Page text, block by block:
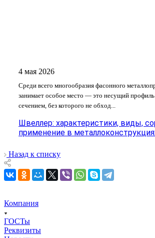
4 мая 2026
Среди всего многообразия фасонного
занимает особое место — это несущий
сечением, без которого не обход...
Швеллер: характеристики, виды,
применение в
Назад к списку
Компания
ГОСТы
Реквизиты